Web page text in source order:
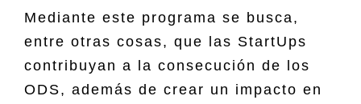
Mediante este programa se busca,
entre otras cosas, que las StartUps
contribuyan a la consecución de los
ODS, además de crear un impacto en